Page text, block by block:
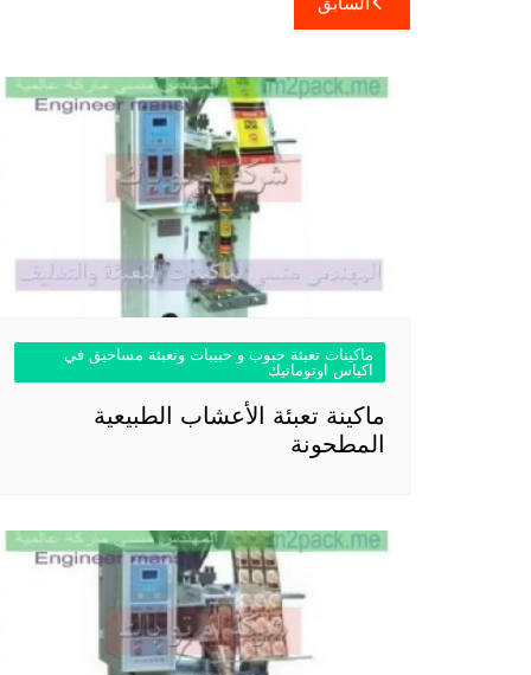
المقالات
ماكينات تعبئة حبوب و حبيبات وتعبئة مساحيق في
اكياس اوتوماتيك
ماكينة تعبئة الأعشاب الطبيعية
المطحونة